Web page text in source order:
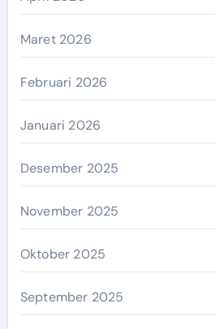
Maret 2026
Februari 2026
Januari 2026
Desember 2025
November 2025
Oktober 2025
September 2025